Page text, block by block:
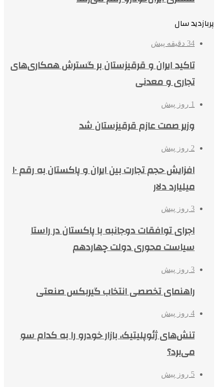
پربازدید سال
34 دقیقه پیش
تاکید ایران و قرقیزستان بر گسترش همکاری‌های
تجاری و معدنی
1 روز پیش
وزیر صمت عازم قرقیزستان شد
2 روز پیش
افزایش حجم تجارت بین ایران و پاکستان به رقم ۱۰
میلیارد دلار
3 روز پیش
اجرای توافقات دوجانبه با پاکستان در راستا
سیاست محوری دولت چهاردهم
3 روز پیش
راهنمای تخصصی انتخاب گیربکس صنعتی
4 روز پیش
تنش‌های ژئوپلیتیک، بازار خودرو را به کدام سو
می‌برد؟
5 روز پیش